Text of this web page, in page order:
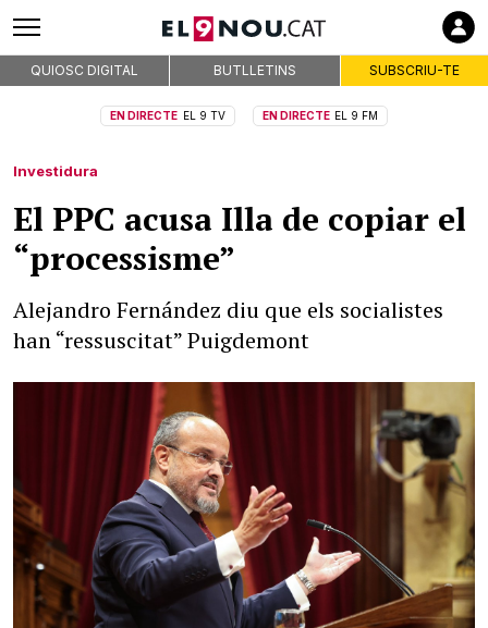
QUIOSC DIGITAL BUTLLETINS SUBSCRIU-TE
EN DIRECTE EL 9 TV EN DIRECTE EL 9 FM
Investidura
El PPC acusa Illa de copiar el
“processisme”
Alejandro Fernández diu que els socialistes
han “ressuscitat” Puigdemont